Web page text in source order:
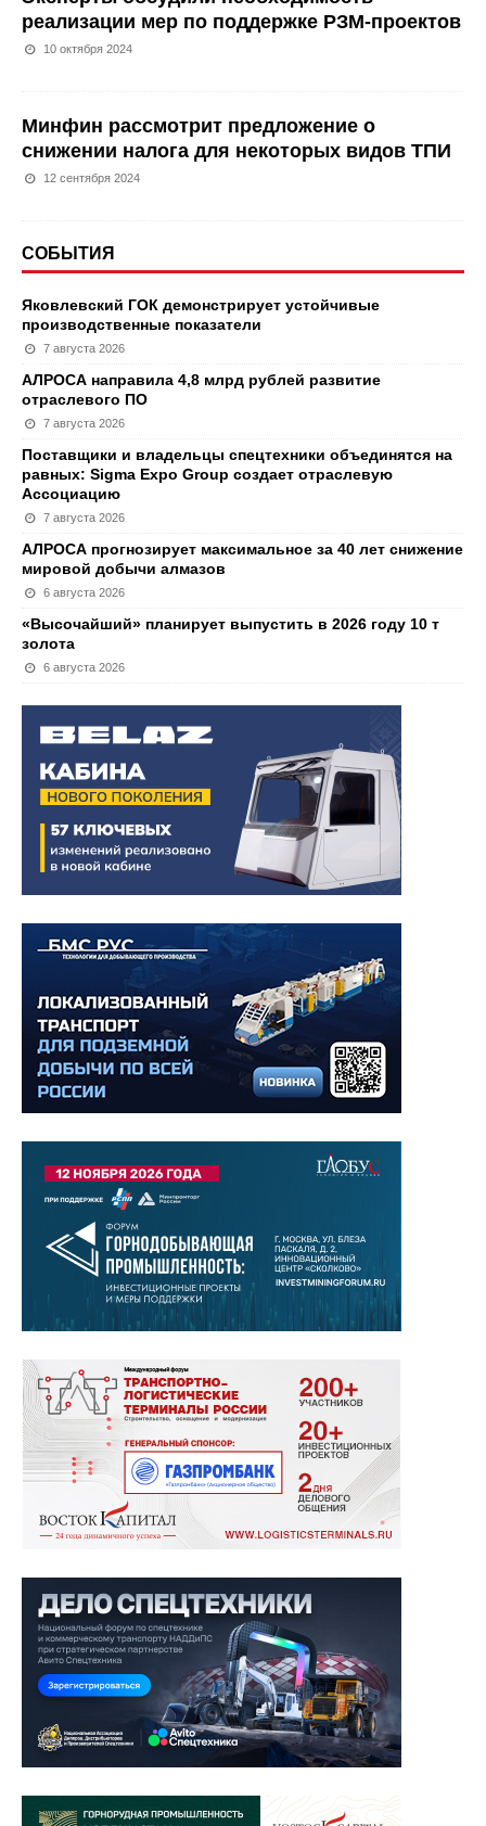
реализации мер по поддержке РЗМ-проектов
10 октября 2024
Минфин рассмотрит предложение о
снижении налога для некоторых видов ТПИ
12 сентября 2024
СОБЫТИЯ
Яковлевский ГОК демонстрирует устойчивые
производственные показатели
7 августа 2026
АЛРОСА направила 4,8 млрд рублей развитие
отраслевого ПО
7 августа 2026
Поставщики и владельцы спецтехники объединятся на
равных: Sigma Expo Group создает отраслевую
Ассоциацию
7 августа 2026
АЛРОСА прогнозирует максимальное за 40 лет снижение
мировой добычи алмазов
6 августа 2026
«Высочайший» планирует выпустить в 2026 году 10 т
золота
6 августа 2026